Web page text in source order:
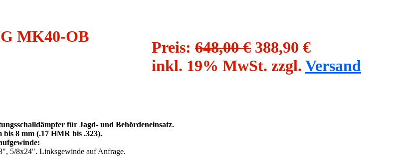
Preis: 648,00 € 388,90 €
inkl. 19% MwSt. zzgl. Versand
MK40-OB
für Jagd- und Behördeneinsatz.
8 mm (.17 HMR bis .323).
5/8x24". Linksgewinde auf Anfrage.